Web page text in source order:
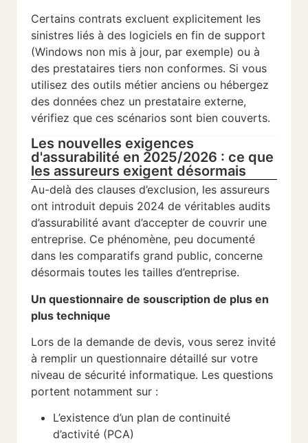
Certains contrats excluent explicitement les
sinistres liés à des logiciels en fin de support
(Windows non mis à jour, par exemple) ou à
des prestataires tiers non conformes. Si vous
utilisez des outils métier anciens ou hébergez
des données chez un prestataire externe,
vérifiez que ces scénarios sont bien couverts.
Les nouvelles exigences
d'assurabilité en 2025/2026 : ce que
les assureurs exigent désormais
Au-delà des clauses d’exclusion, les assureurs
ont introduit depuis 2024 de véritables audits
d’assurabilité avant d’accepter de couvrir une
entreprise. Ce phénomène, peu documenté
dans les comparatifs grand public, concerne
désormais toutes les tailles d’entreprise.
Un questionnaire de souscription de plus en
plus technique
Lors de la demande de devis, vous serez invité
à remplir un questionnaire détaillé sur votre
niveau de sécurité informatique. Les questions
portent notamment sur :
L’existence d’un plan de continuité
d’activité (PCA)